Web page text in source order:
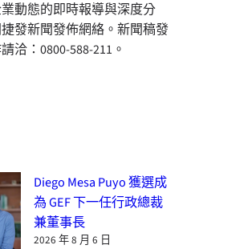
動態的即時報導與深度分
發新聞發佈網絡。新聞稿發
洽：0800-588-211。
Diego Mesa Puyo 獲選成
為 GEF 下一任行政總裁
兼董事長
2026 年 8 月 6 日